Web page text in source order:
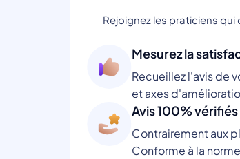
Rejoignez les praticiens
Mesurez la
Recueillez l'avis de
et axes
Avis 100% vérifiés
Contrairement aux
Conforme à la